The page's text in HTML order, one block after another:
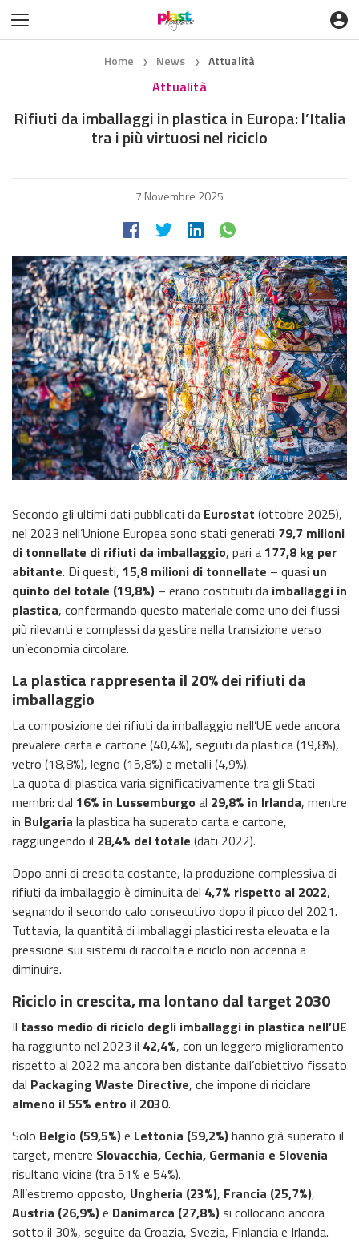
Home ❯ News ❯ Attualità
Attualità
Rifiuti da imballaggi in plastica in Europa: l’Italia
tra i più virtuosi nel riciclo
7 Novembre 2025
Secondo gli ultimi dati pubblicati da Eurostat (ottobre 2025),
nel 2023 nell’Unione Europea sono stati generati 79,7 milioni
di tonnellate di rifiuti da imballaggio, pari a 177,8 kg per
abitante. Di questi, 15,8 milioni di tonnellate – quasi un
quinto del totale (19,8%) – erano costituiti da imballaggi in
plastica, confermando questo materiale come uno dei flussi
più rilevanti e complessi da gestire nella transizione verso
un’economia circolare.
La plastica rappresenta il 20% dei rifiuti da
imballaggio
La composizione dei rifiuti da imballaggio nell’UE vede ancora
prevalere carta e cartone (40,4%), seguiti da plastica (19,8%),
vetro (18,8%), legno (15,8%) e metalli (4,9%).
La quota di plastica varia significativamente tra gli Stati
membri: dal 16% in Lussemburgo al 29,8% in Irlanda, mentre
in Bulgaria la plastica ha superato carta e cartone,
raggiungendo il 28,4% del totale (dati 2022).
Dopo anni di crescita costante, la produzione complessiva di
rifiuti da imballaggio è diminuita del 4,7% rispetto al 2022,
segnando il secondo calo consecutivo dopo il picco del 2021.
Tuttavia, la quantità di imballaggi plastici resta elevata e la
pressione sui sistemi di raccolta e riciclo non accenna a
diminuire.
Riciclo in crescita, ma lontano dal target 2030
Il tasso medio di riciclo degli imballaggi in plastica nell’UE
ha raggiunto nel 2023 il 42,4%, con un leggero miglioramento
rispetto al 2022 ma ancora ben distante dall’obiettivo fissato
dal Packaging Waste Directive, che impone di riciclare
almeno il 55% entro il 2030.
Solo Belgio (59,5%)e Lettonia (59,2%)hanno già superato il
target, mentre Slovacchia, Cechia, Germania e Slovenia
risultano vicine (tra 51% e 54%).
All’estremo opposto, Ungheria (23%), Francia (25,7%),
Austria (26,9%)e Danimarca (27,8%)si collocano ancora
sotto il 30%, seguite da Croazia, Svezia, Finlandia e Irlanda.